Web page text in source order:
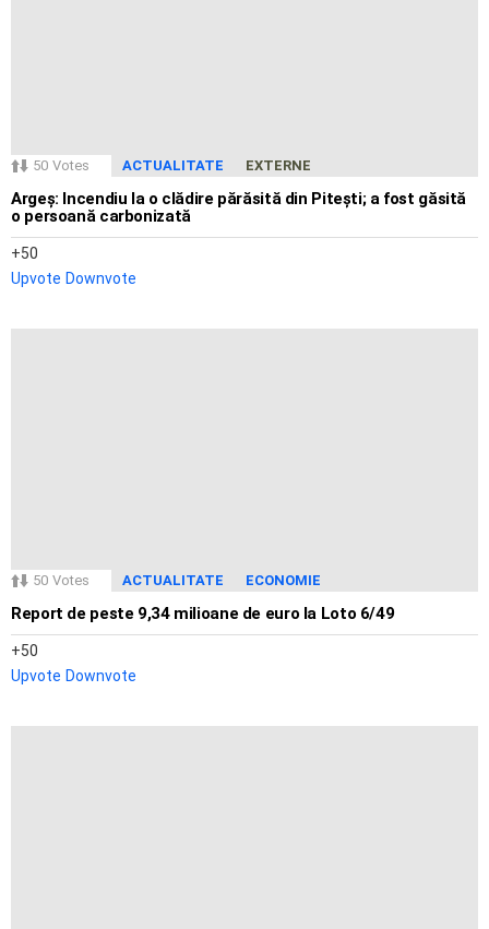
50 Votes ACTUALITATE EXTERNE
Argeș: Incendiu la o clădire părăsită din Pitești; a fost găsită
o persoană carbonizată
50
Upvote Downvote
50 Votes ACTUALITATE ECONOMIE
Report de peste 9,34 milioane de euro la Loto 6/49
50
Upvote Downvote